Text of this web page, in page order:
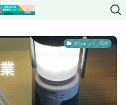
ガジェット・DIY